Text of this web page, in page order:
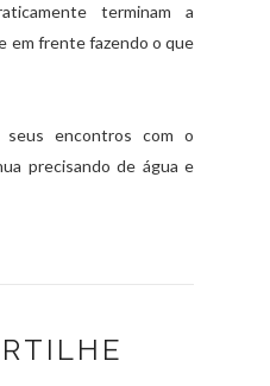
terminam a
em frente fazendo o que
seus encontros com o
precisando de água e